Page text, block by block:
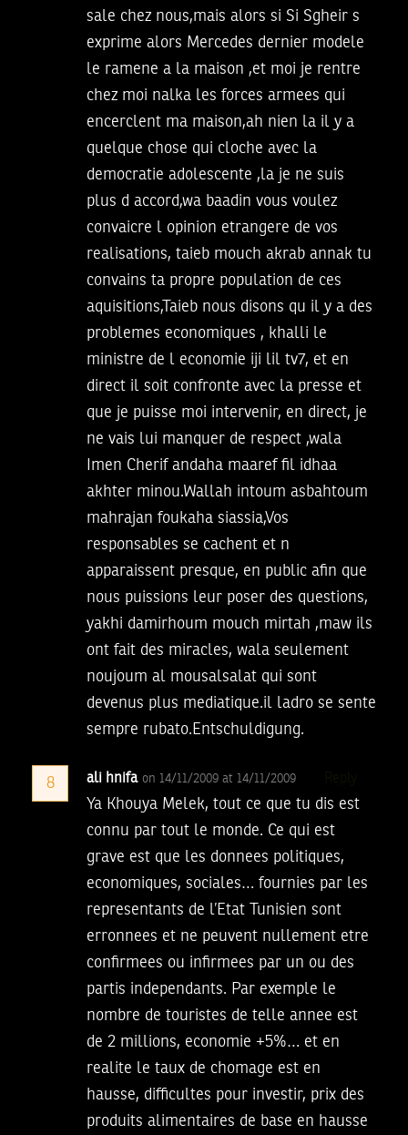
sale chez nous,mais alors si Si Sgheir s
exprime alors Mercedes dernier modele
le ramene a la maison ,et moi je rentre
chez moi nalka les forces armees qui
encerclent ma maison,ah nien la il y a
quelque chose qui cloche avec la
democratie adolescente ,la je ne suis
plus d accord,wa baadin vous voulez
convaicre l opinion etrangere de vos
realisations, taieb mouch akrab annak tu
convains ta propre population de ces
aquisitions,Taieb nous disons qu il y a des
problemes economiques , khalli le
ministre de l economie iji lil tv7, et en
direct il soit confronte avec la presse et
que je puisse moi intervenir, en direct, je
ne vais lui manquer de respect ,wala
Imen Cherif andaha maaref fil idhaa
akhter minou.Wallah intoum asbahtoum
mahrajan foukaha siassia,Vos
responsables se cachent et n
apparaissent presque, en public afin que
nous puissions leur poser des questions,
yakhi damirhoum mouch mirtah ,maw ils
ont fait des miracles, wala seulement
noujoum al mousalsalat qui sont
devenus plus mediatique.il ladro se sente
sempre rubato.Entschuldigung.
8 ali hnifa on 14/11/2009 at 14/11/2009
Ya Khouya Melek, tout ce que tu dis est
connu par tout le monde. Ce qui est
grave est que les donnees politiques,
economiques, sociales… fournies par les
representants de l’Etat Tunisien sont
erronnees et ne peuvent nullement etre
confirmees ou infirmees par un ou des
partis independants. Par exemple le
nombre de touristes de telle annee est
de 2 millions, economie +5%… et en
realite le taux de chomage est en
hausse, difficultes pour investir, prix des
produits alimentaires de base en hausse